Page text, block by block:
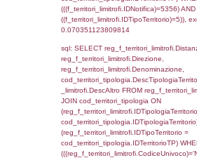
sql: SELECT
f_confini INNER
ON
INNER JOIN